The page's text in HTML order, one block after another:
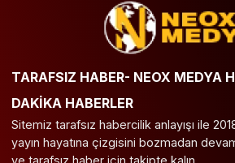
TARAFSIZ HABER- NEOX MEDYA
DAKİKA HABERLER
Sitemiz tarafsız habercilik anlayışı ile 2018
yayın hayatına çizgisini bozmadan
ve tarafsız haber için takipte kalın.